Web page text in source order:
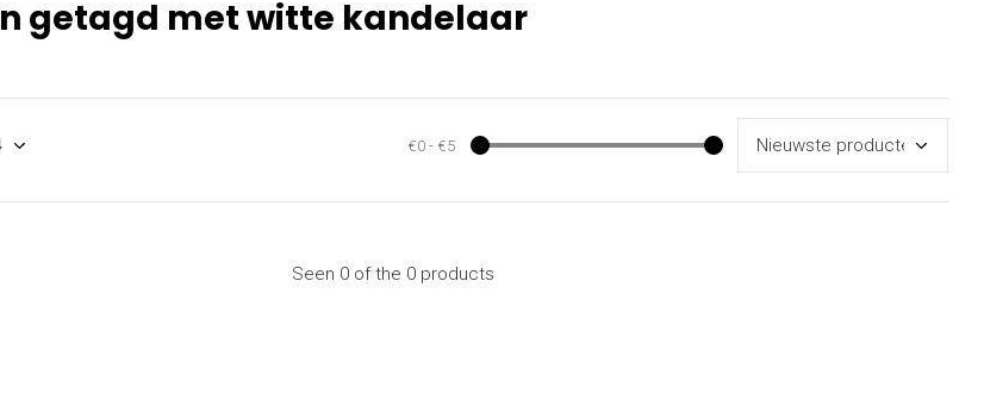
getagd met witte kandelaar
€0 - €5
Seen 0 of the 0 products